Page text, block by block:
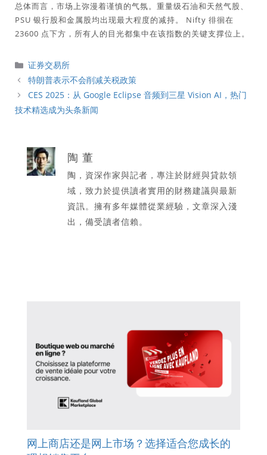
总体而言，市场上弥漫着谨慎的气氛。重量级石油和天然气股、
PSU 银行股和金属股均出现最大程度的减持。 Nifty 徘徊在
23600 点下方，所有人的目光都集中在该指数的关键支撑位上。
分
類
证券交易所
特朗普表示不会削减关税政策
CES 2025：从 Google Eclipse 音频到三星 Vision AI，热门
技术精选成为头条新闻
陶 董
陶，資深作家與記者，專注於財經與貸款領
域，致力於提供讀者實用的財務建議與最新
資訊。擁有多年媒體從業經驗，文章深入淺
出，備受讀者信賴。
网上商店还是网上市场？选择适合您成长的